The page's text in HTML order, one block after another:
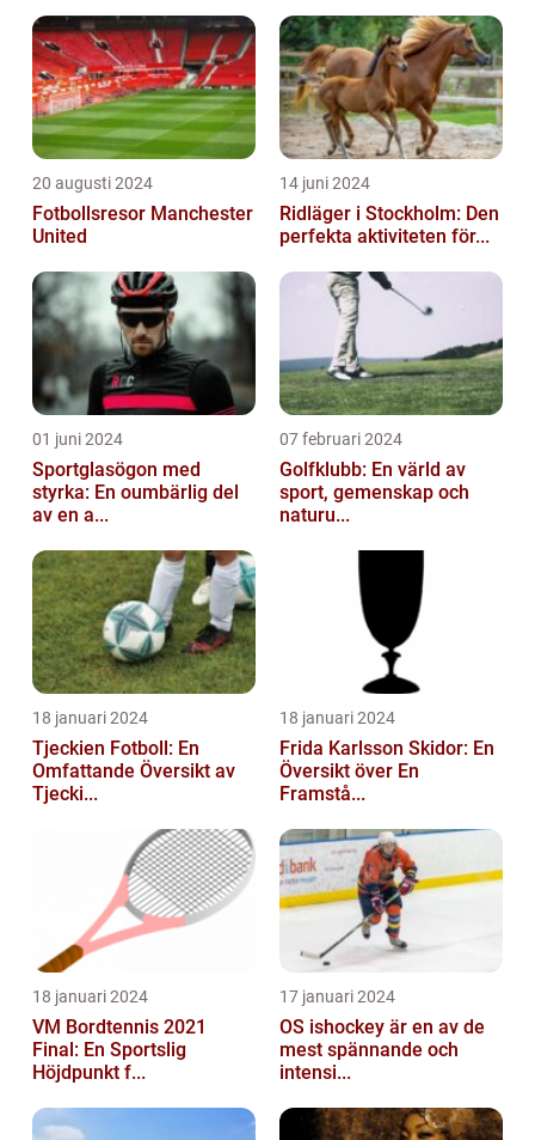
20 augusti 2024
Fotbollsresor Manchester
United
14 juni 2024
Ridläger i Stockholm: Den
perfekta aktiviteten för...
01 juni 2024
Sportglasögon med
styrka: En oumbärlig del
av en a...
07 februari 2024
Golfklubb: En värld av
sport, gemenskap och
naturu...
18 januari 2024
Tjeckien Fotboll: En
Omfattande Översikt av
Tjecki...
18 januari 2024
Frida Karlsson Skidor: En
Översikt över En
Framstå...
18 januari 2024
VM Bordtennis 2021
Final: En Sportslig
Höjdpunkt f...
17 januari 2024
OS ishockey är en av de
mest spännande och
intensi...